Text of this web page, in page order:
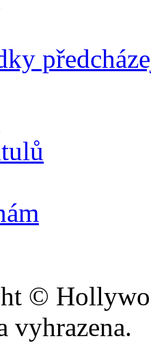
©
vyhrazena.